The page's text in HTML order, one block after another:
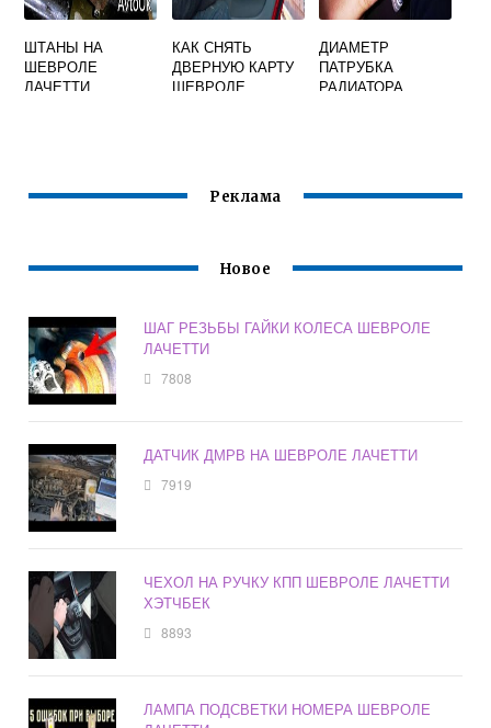
ШТАНЫ НА
ШЕВРОЛЕ
ЛАЧЕТТИ
КАК СНЯТЬ
ДВЕРНУЮ КАРТУ
ШЕВРОЛЕ
ДИАМЕТР
ПАТРУБКА
РАДИАТОРА
Реклама
Новое
ШАГ РЕЗЬБЫ ГАЙКИ КОЛЕСА ШЕВРОЛЕ
ЛАЧЕТТИ
7808
ДАТЧИК ДМРВ НА ШЕВРОЛЕ ЛАЧЕТТИ
7919
ЧЕХОЛ НА РУЧКУ КПП ШЕВРОЛЕ ЛАЧЕТТИ
ХЭТЧБЕК
8893
ЛАМПА ПОДСВЕТКИ НОМЕРА ШЕВРОЛЕ